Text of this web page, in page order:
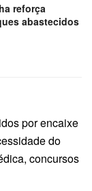
reforça
abastecidos
por encaixe
do
concursos